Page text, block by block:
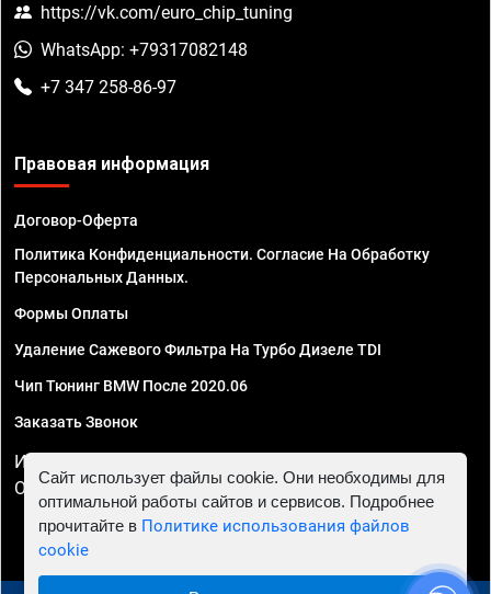
https://vk.com/euro_chip_tuning
WhatsApp: +79317082148
+7 347 258-86-97
Правовая информация
Договор-Оферта
Политика Конфиденциальности. Согласие На Обработку
Персональных Данных.
Формы Оплаты
Удаление Сажевого Фильтра На Турбо Дизеле TDI
Чип Тюнинг BMW После 2020.06
Заказать Звонок
ИП Смирнов Георгий Павлович. ИНН 781302555843,
ОГРНИП 324470400032610
Сайт использует файлы cookie. Они необходимы для
оптимальной работы сайтов и сервисов. Подробнее
прочитайте в Политике использования файлов
cookie